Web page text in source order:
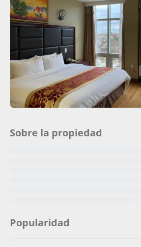
Sobre la propiedad
Popularidad